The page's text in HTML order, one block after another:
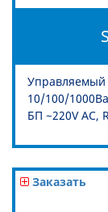
Управляемый
10/100/
БП ~220V AC,
Заказать